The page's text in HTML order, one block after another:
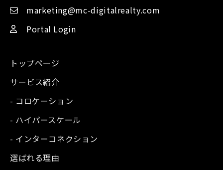
marketing@mc-digitalrealty.com
Portal Login
トップページ
サービス紹介
- コロケーション
- ハイパースケール
- インターコネクション
選ばれる理由